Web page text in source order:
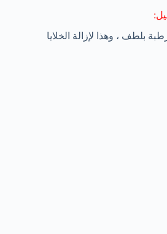
:
بلطف ، وهذا لإزالة الخلايا